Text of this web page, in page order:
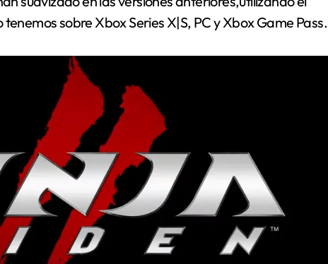
sobre Xbox Series X|S, PC y Xbox Game Pass.